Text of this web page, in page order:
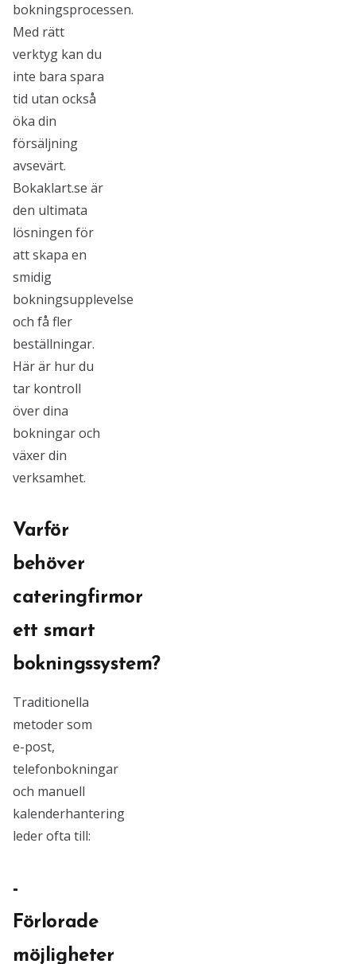
bokningsprocessen.
Med rätt
verktyg kan du
inte bara spara
tid utan också
öka din
försäljning
avsevärt.
Bokaklart.se är
den ultimata
lösningen för
att skapa en
smidig
bokningsupplevelse
och få fler
beställningar.
Här är hur du
tar kontroll
över dina
bokningar och
växer din
verksamhet.
Varför
behöver
cateringfirmor
ett smart
bokningssystem?
Traditionella
metoder som
e-post,
telefonbokningar
och manuell
kalenderhantering
leder ofta till:
-
Förlorade
möjligheter